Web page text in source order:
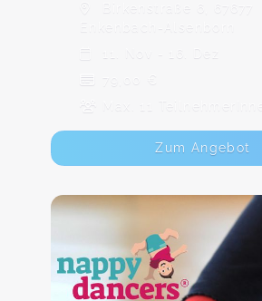
Birkenstraße 6, 67677
Enkenbach-Alsenborn
11. Nov - 16. Dez
79,00 €
Max. 11
Zum Angebot